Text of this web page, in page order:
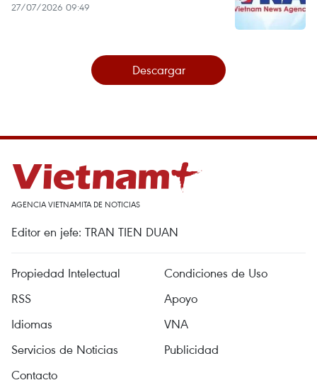
27/07/2026 09:49
Descargar
AGENCIA VIETNAMITA DE NOTICIAS
Editor en jefe: TRAN TIEN DUAN
Propiedad Intelectual
Condiciones de Uso
RSS
Apoyo
Idiomas
VNA
Servicios de Noticias
Publicidad
Contacto